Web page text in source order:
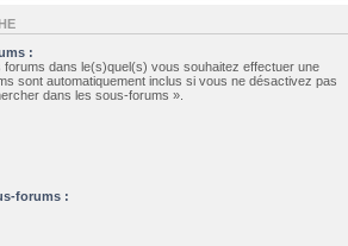
:
forums dans le(s)quel(s) vous souhaitez effectuer une
sont automatiquement inclus si vous ne désactivez pas
dans les sous-forums ».
forums :